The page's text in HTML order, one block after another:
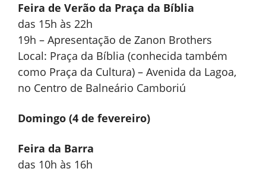
Feira de Verão da Praça da Bíblia
das 15h às 22h
19h – Apresentação de Zanon Brothers
Local: Praça da Bíblia (conhecida também
como Praça da Cultura) – Avenida da Lagoa,
no Centro de Balneário Camboriú
Domingo (4 de fevereiro)
Feira da Barra
das 10h às 16h